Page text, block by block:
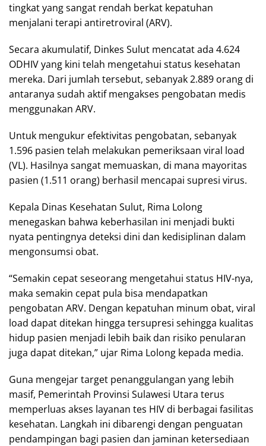
tingkat yang sangat rendah berkat kepatuhan
menjalani terapi antiretroviral (ARV).
Secara akumulatif, Dinkes Sulut mencatat ada 4.624
ODHIV yang kini telah mengetahui status kesehatan
mereka. Dari jumlah tersebut, sebanyak 2.889 orang di
antaranya sudah aktif mengakses pengobatan medis
menggunakan ARV.
Untuk mengukur efektivitas pengobatan, sebanyak
1.596 pasien telah melakukan pemeriksaan viral load
(VL). Hasilnya sangat memuaskan, di mana mayoritas
pasien (1.511 orang) berhasil mencapai supresi virus.
Kepala Dinas Kesehatan Sulut, Rima Lolong
menegaskan bahwa keberhasilan ini menjadi bukti
nyata pentingnya deteksi dini dan kedisiplinan dalam
mengonsumsi obat.
“Semakin cepat seseorang mengetahui status HIV-nya,
maka semakin cepat pula bisa mendapatkan
pengobatan ARV. Dengan kepatuhan minum obat, viral
load dapat ditekan hingga tersupresi sehingga kualitas
hidup pasien menjadi lebih baik dan risiko penularan
juga dapat ditekan,” ujar Rima Lolong kepada media.
Guna mengejar target penanggulangan yang lebih
masif, Pemerintah Provinsi Sulawesi Utara terus
memperluas akses layanan tes HIV di berbagai fasilitas
kesehatan. Langkah ini dibarengi dengan penguatan
pendampingan bagi pasien dan jaminan ketersediaan